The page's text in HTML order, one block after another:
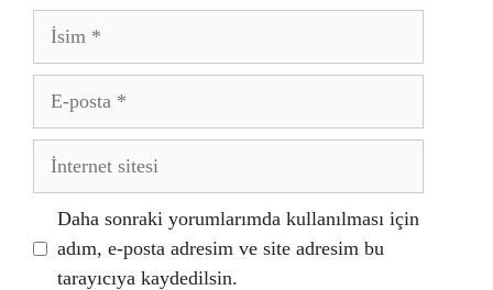
İsim
posta
İnternet
Daha sonraki yorumlarımda kullanılması için
adım, e-posta adresim ve site adresim bu
tarayıcıya kaydedilsin.